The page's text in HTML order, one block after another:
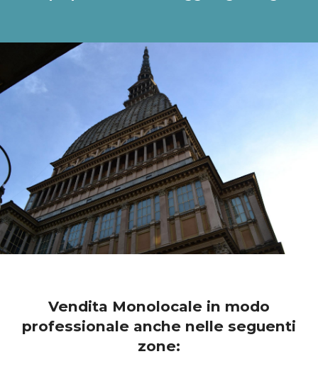
Vendita Monolocale in modo
professionale anche nelle seguenti
zone: